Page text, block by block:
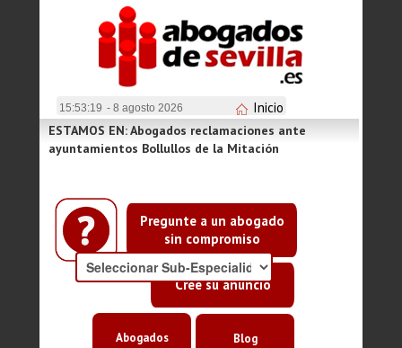
15:53:19 - 8 agosto 2026 Inicio
Pregunte a un abogado
sin compromiso
Cree su anuncio
ESTAMOS EN: Abogados reclamaciones ante
ayuntamientos Bollullos de la Mitación
Abogados Blog